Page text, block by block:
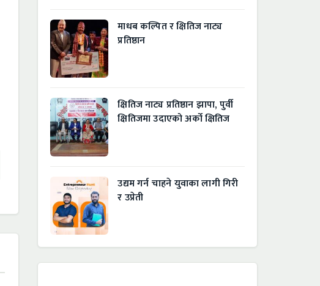
माधब कल्पित र क्षितिज नाट्य
प्रतिष्ठान
क्षितिज नाट्य प्रतिष्ठान झापा, पुर्वी
क्षितिजमा उदाएको अर्को क्षितिज
उद्यम गर्न चाहने युवाका लागी गिरी
र उप्रेती